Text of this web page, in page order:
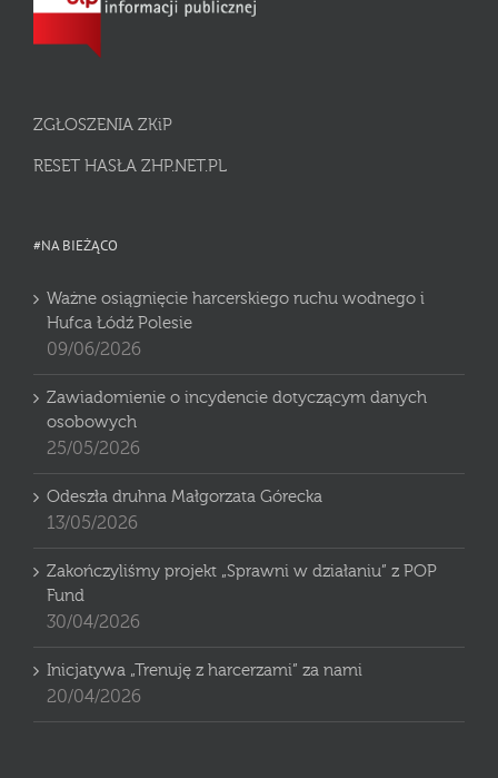
ZGŁOSZENIA ZKiP
RESET HASŁA ZHP.NET.PL
#NA BIEŻĄCO
Ważne osiągnięcie harcerskiego ruchu wodnego i
Hufca Łódź Polesie
09/06/2026
Zawiadomienie o incydencie dotyczącym danych
osobowych
25/05/2026
Odeszła druhna Małgorzata Górecka
13/05/2026
Zakończyliśmy projekt „Sprawni w działaniu” z POP
Fund
30/04/2026
Inicjatywa „Trenuję z harcerzami” za nami
20/04/2026